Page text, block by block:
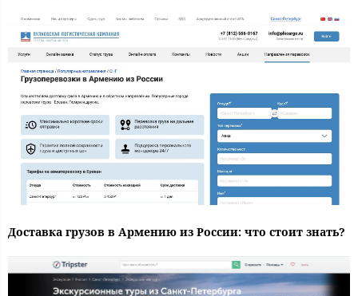
Доставка грузов в Армению из России: что стоит знать?